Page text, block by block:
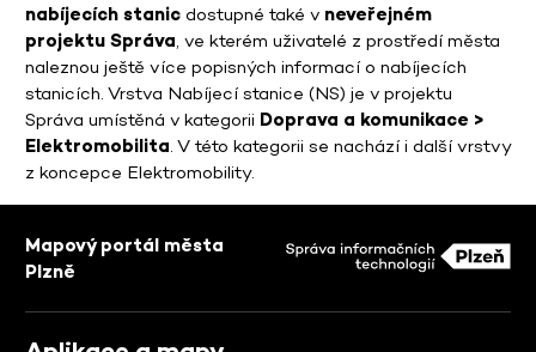
nabíjecích stanic dostupné také v neveřejném
projektu Správa, ve kterém uživatelé z prostředí města
naleznou ještě více popisných informací o nabíjecích
stanicích. Vrstva Nabíjecí stanice (NS) je v projektu
Správa umístěná v kategorii Doprava a komunikace >
Elektromobilita. V této kategorii se nachází i další vrstvy
z koncepce Elektromobility.
Mapový portál města
Plzně